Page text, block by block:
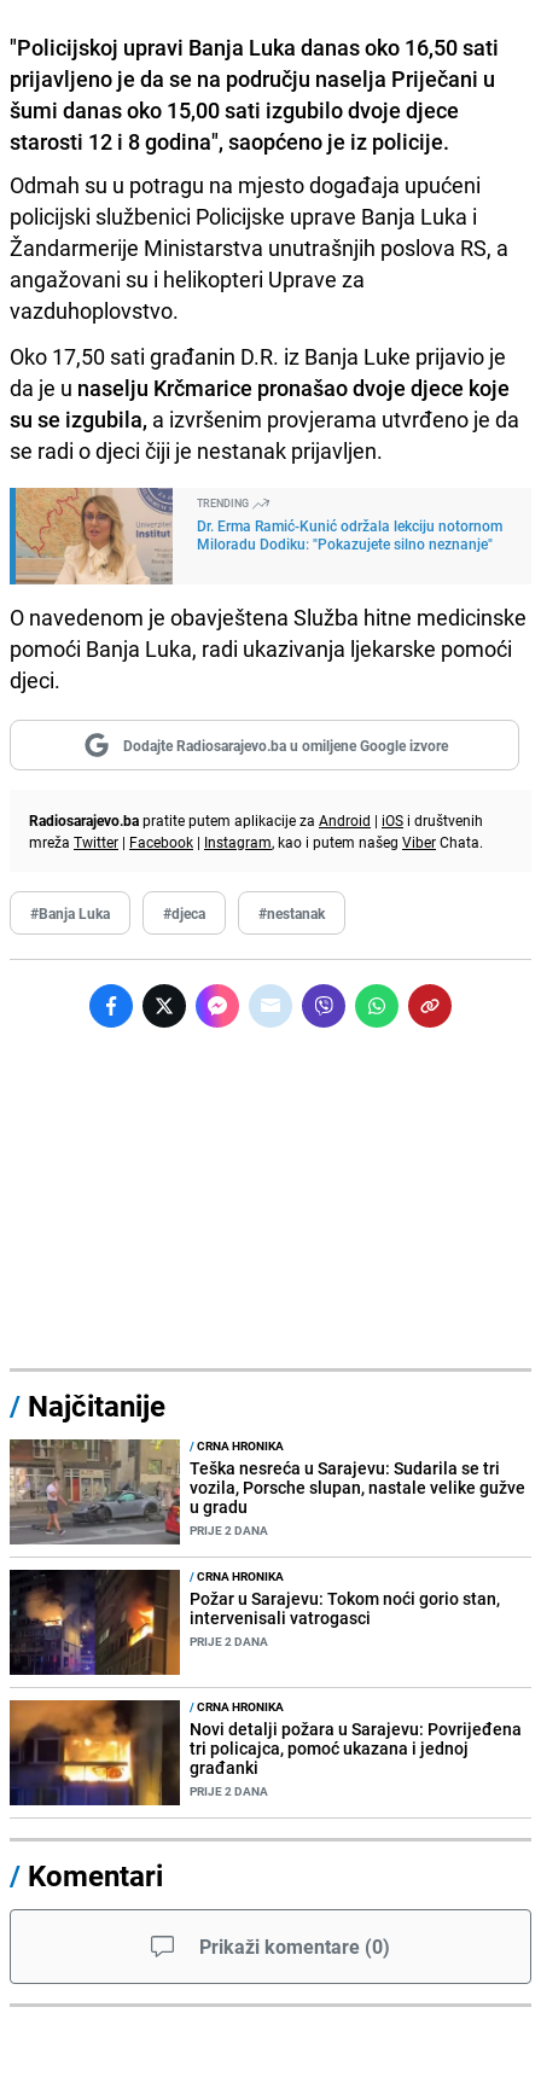
"Policijskoj upravi Banja Luka danas oko 16,50 sati
prijavljeno je da se na području naselja Priječani u
šumi danas oko 15,00 sati izgubilo dvoje djece
starosti 12 i 8 godina", saopćeno je iz policije.
Odmah su u potragu na mjesto događaja upućeni
policijski službenici Policijske uprave Banja Luka i
Žandarmerije Ministarstva unutrašnjih poslova RS, a
angažovani su i helikopteri Uprave za
vazduhoplovstvo.
Oko 17,50 sati građanin D.R. iz Banja Luke prijavio je
da je u naselju Krčmarice pronašao dvoje djece koje
su se izgubila, a izvršenim provjerama utvrđeno je da
se radi o djeci čiji je nestanak prijavljen.
TRENDING
Dr. Erma Ramić-Kunić održala lekciju notornom
Miloradu Dodiku: "Pokazujete silno neznanje"
O navedenom je obavještena Služba hitne medicinske
pomoći Banja Luka, radi ukazivanja ljekarske pomoći
djeci.
Dodajte Radiosarajevo.ba u omiljene Google izvore
Radiosarajevo.bapratite putem aplikacije za Android | iOS i društvenih
mreža Twitter | Facebook | Instagram, kao i putem našeg ViberChata.
#Banja Luka #djeca #nestanak
/ Najčitanije
/CRNA HRONIKA
Teška nesreća u Sarajevu: Sudarila se tri
vozila, Porsche slupan, nastale velike gužve
u gradu
PRIJE 2 DANA
/CRNA HRONIKA
Požar u Sarajevu: Tokom noći gorio stan,
intervenisali vatrogasci
PRIJE 2 DANA
/CRNA HRONIKA
Novi detalji požara u Sarajevu: Povrijeđena
tri policajca, pomoć ukazana i jednoj
građanki
PRIJE 2 DANA
/ Komentari
Prikaži komentare (0)